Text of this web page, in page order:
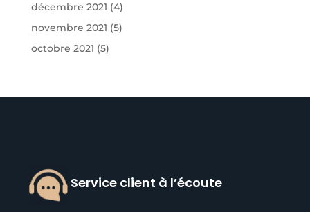
décembre 2021 (4)
novembre 2021 (5)
octobre 2021 (5)
Service client à l’écoute